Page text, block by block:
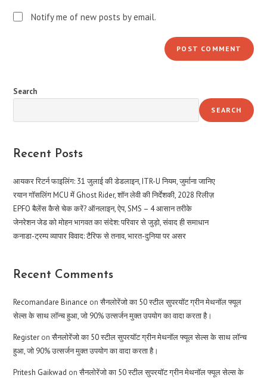
Notify me of new posts by email.
Search
SEARCH
Recent Posts
आयकर रिटर्न फाइलिंग: 31 जुलाई की डेडलाइन, ITR-U नियम, जुर्माना जानिए
रयान गॉसलिंग MCU में Ghost Rider, शॉन लेवी की निर्देशकी, 2028 रिलीज़
EPFO बैलेंस कैसे चेक करें? ऑनलाइन, ऐप, SMS – 4 आसान तरीके
जेनरेशन जेड को मोहन भागवत का संदेश: परिवार से जुड़ो, संवाद ही समाधान
कनाडा-ट्रम्प व्यापार विवाद: टैरिफ से तनाव, भारत-दुनिया पर असर
Recent Comments
Recomandare Binance onसैनलोरेंजो का 50 स्टील सुपरयॉट ग्रीन मेथनॉल फ्यूल
सेल्स के साथ लॉन्च हुआ, जो 90% उत्सर्जन मुक्त उपयोग का वादा करता है।
Register onसैनलोरेंजो का 50 स्टील सुपरयॉट ग्रीन मेथनॉल फ्यूल सेल्स के साथ लॉन्च
हुआ, जो 90% उत्सर्जन मुक्त उपयोग का वादा करता है।
Pritesh Gaikwad onसैनलोरेंजो का 50 स्टील सुपरयॉट ग्रीन मेथनॉल फ्यूल सेल्स के